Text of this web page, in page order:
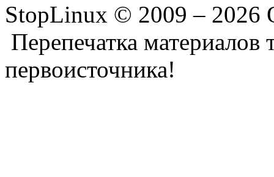
StopLinux © 2009 – 2026
Перепечатка материалов
первоисточника!